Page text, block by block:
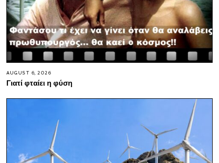
AUGUST 6, 2026
Γιατί φταίει η φύση